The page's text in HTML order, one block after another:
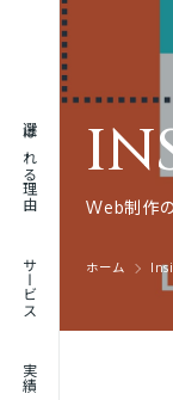
選ばれる理由
サービス
実績
実績
Web制作
ホーム